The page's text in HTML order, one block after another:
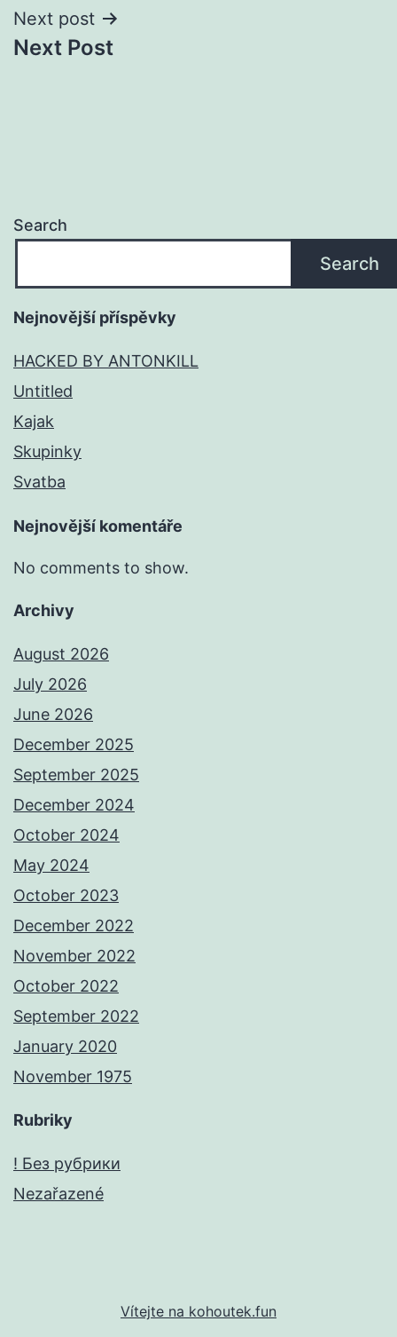
Next post
Next Post
Search
Search
Nejnovější příspěvky
HACKED BY ANTONKILL
Untitled
Kajak
Skupinky
Svatba
Nejnovější komentáře
No comments to show.
Archivy
August 2026
July 2026
June 2026
December 2025
September 2025
December 2024
October 2024
May 2024
October 2023
December 2022
November 2022
October 2022
September 2022
January 2020
November 1975
Rubriky
! Без рубрики
Nezařazené
Vítejte na kohoutek.fun